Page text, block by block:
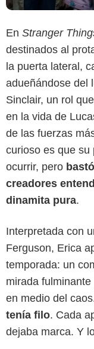
En Stranger
destinados al
la puerta lateral,
adueñándose del
Sinclair, un rol
en la vida de
de las fuerzas
curioso es que su
ocurrir, pero
creadores
dinamita pura.
Interpretada con
Ferguson, Erica
temporada: un
mirada
en medio del
tenía filo. Cada
dejaba marca. Y